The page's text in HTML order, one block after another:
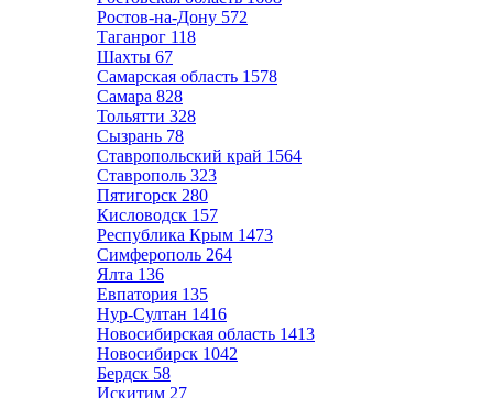
Ростов-на-Дону 572
Таганрог 118
Шахты 67
Самарская область 1578
Самара 828
Тольятти 328
Сызрань 78
Ставропольский край 1564
Ставрополь 323
Пятигорск 280
Кисловодск 157
Республика Крым 1473
Симферополь 264
Ялта 136
Евпатория 135
Нур-Султан 1416
Новосибирская область 1413
Новосибирск 1042
Бердск 58
Искитим 27